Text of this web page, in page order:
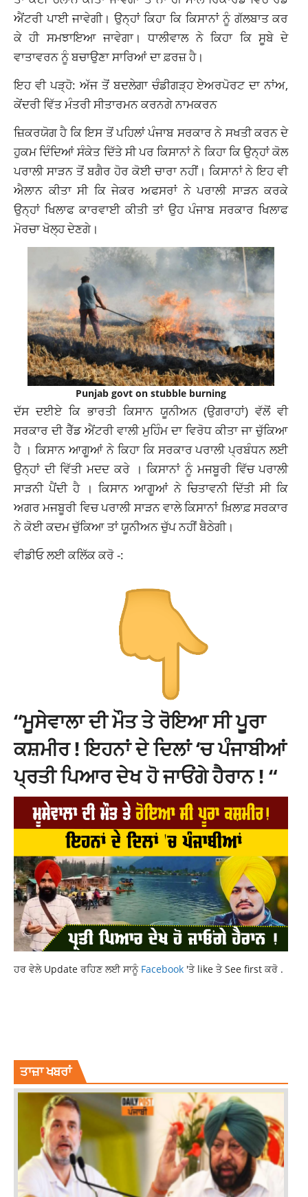
ਐਂਟਰੀ ਪਾਈ ਜਾਵੇਗੀ। ਉਨ੍ਹਾਂ ਕਿਹਾ ਕਿ ਕਿਸਾਨਾਂ ਨੂੰ ਗੱਲਬਾਤ ਕਰ
ਕੇ ਹੀ ਸਮਝਾਇਆ ਜਾਵੇਗਾ। ਧਾਲੀਵਾਲ ਨੇ ਕਿਹਾ ਕਿ ਸੂਬੇ ਦੇ
ਵਾਤਾਵਰਨ ਨੂੰ ਬਚਾਉਣਾ ਸਾਰਿਆਂ ਦਾ ਫ਼ਰਜ਼ ਹੈ।
ਇਹ ਵੀ ਪੜ੍ਹੋ: ਅੱਜ ਤੋਂ ਬਦਲੇਗਾ ਚੰਡੀਗੜ੍ਹ ਏਅਰਪੋਰਟ ਦਾ ਨਾਂਅ,
ਕੇਂਦਰੀ ਵਿੱਤ ਮੰਤਰੀ ਸੀਤਾਰਮਨ ਕਰਨਗੇ ਨਾਮਕਰਨ
ਜ਼ਿਕਰਯੋਗ ਹੈ ਕਿ ਇਸ ਤੋਂ ਪਹਿਲਾਂ ਪੰਜਾਬ ਸਰਕਾਰ ਨੇ ਸਖਤੀ ਕਰਨ ਦੇ
ਹੁਕਮ ਦਿੰਦਿਆਂ ਸੰਕੇਤ ਦਿੱਤੇ ਸੀ ਪਰ ਕਿਸਾਨਾਂ ਨੇ ਕਿਹਾ ਕਿ ਉਨ੍ਹਾਂ ਕੋਲ
ਪਰਾਲੀ ਸਾੜਨ ਤੋਂ ਬਗੈਰ ਹੋਰ ਕੋਈ ਚਾਰਾ ਨਹੀਂ। ਕਿਸਾਨਾਂ ਨੇ ਇਹ ਵੀ
ਐਲਾਨ ਕੀਤਾ ਸੀ ਕਿ ਜੇਕਰ ਅਫਸਰਾਂ ਨੇ ਪਰਾਲੀ ਸਾੜਨ ਕਰਕੇ
ਉਨ੍ਹਾਂ ਖਿਲਾਫ ਕਾਰਵਾਈ ਕੀਤੀ ਤਾਂ ਉਹ ਪੰਜਾਬ ਸਰਕਾਰ ਖਿਲਾਫ
ਮੋਰਚਾ ਖੋਲ੍ਹ ਦੇਣਗੇ।
Punjab govt on stubble burning
ਦੱਸ ਦਈਏ ਕਿ ਭਾਰਤੀ ਕਿਸਾਨ ਯੂਨੀਅਨ (ਉਗਰਾਹਾਂ) ਵੱਲੋਂ ਵੀ
ਸਰਕਾਰ ਦੀ ਰੈੱਡ ਐਂਟਰੀ ਵਾਲੀ ਮੁਹਿੰਮ ਦਾ ਵਿਰੋਧ ਕੀਤਾ ਜਾ ਚੁੱਕਿਆ
ਹੈ । ਕਿਸਾਨ ਆਗੂਆਂ ਨੇ ਕਿਹਾ ਕਿ ਸਰਕਾਰ ਪਰਾਲੀ ਪ੍ਰਬੰਧਨ ਲਈ
ਉਨ੍ਹਾਂ ਦੀ ਵਿੱਤੀ ਮਦਦ ਕਰੇ । ਕਿਸਾਨਾਂ ਨੂੰ ਮਜਬੂਰੀ ਵਿੱਚ ਪਰਾਲੀ
ਸਾੜਨੀ ਪੈਂਦੀ ਹੈ । ਕਿਸਾਨ ਆਗੂਆਂ ਨੇ ਚਿਤਾਵਨੀ ਦਿੱਤੀ ਸੀ ਕਿ
ਅਗਰ ਮਜਬੂਰੀ ਵਿਚ ਪਰਾਲੀ ਸਾੜਨ ਵਾਲੇ ਕਿਸਾਨਾਂ ਖ਼ਿਲਾਫ਼ ਸਰਕਾਰ
ਨੇ ਕੋਈ ਕਦਮ ਚੁੱਕਿਆ ਤਾਂ ਯੂਨੀਅਨ ਚੁੱਪ ਨਹੀਂ ਬੈਠੇਗੀ।
ਵੀਡੀਓ ਲਈ ਕਲਿੱਕ ਕਰੋ -:
“ਮੂਸੇਵਾਲਾ ਦੀ ਮੌਤ ਤੇ ਰੋਇਆ ਸੀ ਪੂਰਾ
ਕਸ਼ਮੀਰ ! ਇਹਨਾਂ ਦੇ ਦਿਲਾਂ ‘ਚ ਪੰਜਾਬੀਆਂ
ਪ੍ਰਤੀ ਪਿਆਰ ਦੇਖ ਹੋ ਜਾਓਂਗੇ ਹੈਰਾਨ ! “
ਹਰ ਵੇਲੇ Update ਰਹਿਣ ਲਈ ਸਾਨੂੰ Facebook 'ਤੇ like ਤੇ See first ਕਰੋ .
ਤਾਜ਼ਾ ਖਬਰਾਂ